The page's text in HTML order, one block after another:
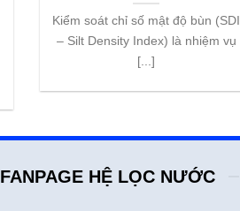
Kiểm soát chỉ số mật độ bùn (SDI
– Silt Density Index) là nhiệm vụ
[...]
FANPAGE HỆ LỌC NƯỚC